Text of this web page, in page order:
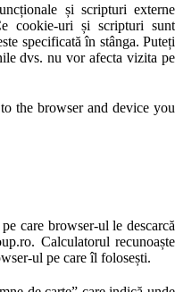
și scripturi externe
cookie-uri și scripturi sunt
specificată în stânga. Puteți
dvs. nu vor afecta vizita pe
the browser and device you
care browser-ul le descarcă
Calculatorul recunoaște
ul pe care îl folosești.